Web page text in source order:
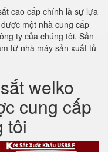
cao cấp chính là sự lựa
một nhà cung cấp
ty của chúng tôi. Sản
từ nhà máy sản xuất tủ
welko
cung cấp
tôi